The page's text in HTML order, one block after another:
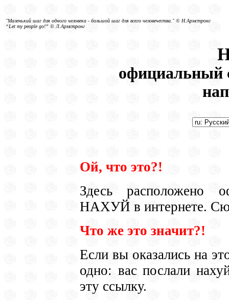
"Маленький шаг для одного человека - большой шаг для всего человечества." © Н.Армстронг
“Let my people go!” © Л.Армстронг
официальный
Ой, что это?!
Здесь расположено
НАХУЙ в интернете.
Что же это значит?!
Если вы оказались на
одно: вас послали
эту ссылку.